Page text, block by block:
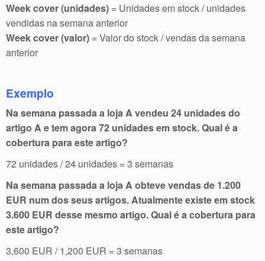
Week cover (unidades) = Unidades em stock / unidades
vendidas na semana anterior
Week cover (valor) = Valor do stock / vendas da semana
anterior
Exemplo
Na semana passada a loja A vendeu 24 unidades do
artigo A e tem agora 72 unidades em stock. Qual é a
cobertura para este artigo?
72 unidades / 24 unidades = 3 semanas
Na semana passada a loja A obteve vendas de 1.200
EUR num dos seus artigos. Atualmente existe em stock
3.600 EUR desse mesmo artigo. Qual é a cobertura para
este artigo?
3,600 EUR / 1,200 EUR = 3 semanas